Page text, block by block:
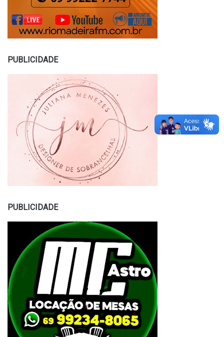
PUBLICIDADE
PUBLICIDADE